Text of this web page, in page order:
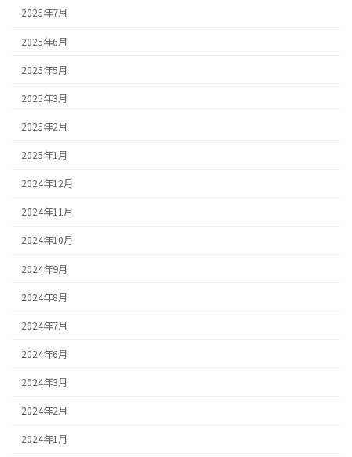
2025年7月
2025年6月
2025年5月
2025年3月
2025年2月
2025年1月
2024年12月
2024年11月
2024年10月
2024年9月
2024年8月
2024年7月
2024年6月
2024年3月
2024年2月
2024年1月